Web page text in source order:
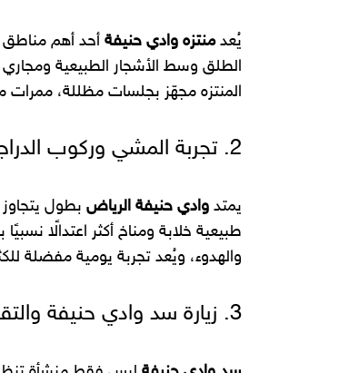
يُعدمنتزه وادي حنيفة أحد أهم
الطلق وسط الأشجار الطبيعية
المنتزه مجهّز بجلسات مظللة، ممرات
2. تجربة المشي وركوب الدراجة في المسارات المخصصة
يمتد وادي حنيفة الرياض
طبيعية خلابة ومناخ أكثر اعتدالًا
والهدوء، ويُعد تجربة يومية مفضلة
3. زيارة سد وادي حنيفة والتقاط الصور